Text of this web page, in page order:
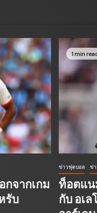
กจากเกม
รับ
1 min
ข่าวฟุตบอล ข่
ท็อตแ
กับ อเ